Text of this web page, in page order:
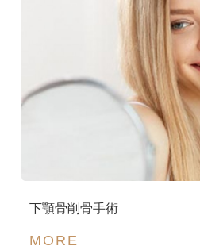
下顎骨削骨手術
MORE